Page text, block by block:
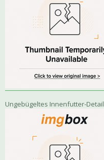
Ungebügeltes Innenfutter-Detail